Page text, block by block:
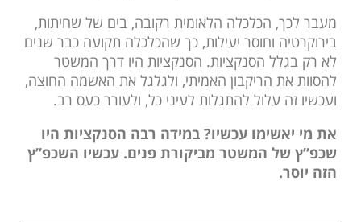
מעבר לכך, הכלכלה הלאומית רקובה, בים של שחיתות,
בירוקרטיה וחוסר יעילות, כך שהכלכלה תקועה כבר שנים
לא רק בגלל הסנקציות. הסנקציות היו דרך המשטר
להסוות את הריקבון האמיתי, ולגלגל את האשמה החוצה,
ועכשיו זה עלול להתגלות לעיני כל, ולעורר כעס רב.
את מי יאשימו עכשיו? במידה רבה הסנקציות היו
שכפ”ץ של המשטר מביקורת פנים. עכשיו השכפ”ץ
הזה יוסר.